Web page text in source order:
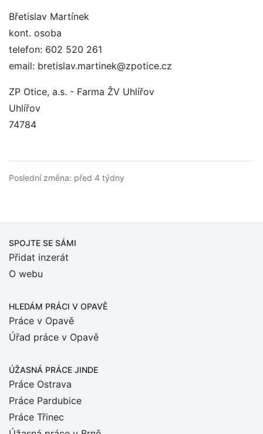
Břetislav Martínek
kont. osoba
telefon: 602 520 261
email: bretislav.martinek@zpotice.cz
ZP Otice, a.s. - Farma ŽV Uhlířov
Uhlířov
74784
Poslední změna: před 4 týdny
SPOJTE SE SÁMI
Přidat inzerát
O webu
HLEDÁM PRÁCI V OPAVĚ
Práce v Opavě
Úřad práce v Opavě
ÚŽASNÁ PRÁCE JINDE
Práce Ostrava
Práce Pardubice
Práce Třinec